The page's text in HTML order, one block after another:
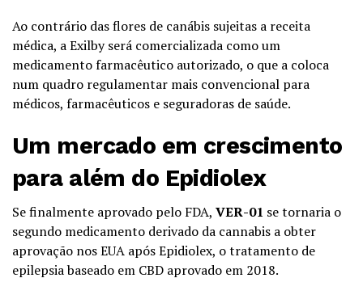
Ao contrário das flores de canábis sujeitas a receita
médica, a Exilby será comercializada como um
medicamento farmacêutico autorizado, o que a coloca
num quadro regulamentar mais convencional para
médicos, farmacêuticos e seguradoras de saúde.
Um mercado em crescimento
para além do Epidiolex
Se finalmente aprovado pelo FDA, VER-01 se tornaria o
segundo medicamento derivado da cannabis a obter
aprovação nos EUA após Epidiolex, o tratamento de
epilepsia baseado em CBD aprovado em 2018.